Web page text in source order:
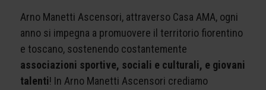
Arno Manetti Ascensori, attraverso Casa AMA, ogni
anno si impegna a promuovere il territorio fiorentino
e toscano, sostenendo costantemente
associazioni sportive, sociali e culturali, e giovani
talenti! In Arno Manetti Ascensori crediamo